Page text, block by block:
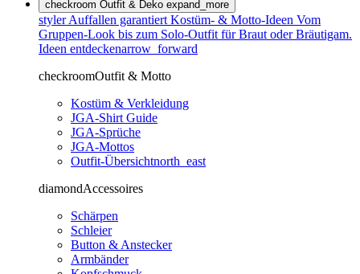
checkroom Outfit & Deko expand_more
styler Auffallen garantiert Kostüm- & Motto-Ideen Vom
Gruppen-Look bis zum Solo-Outfit für Braut oder Bräutigam.
Ideen entdeckenarrow_forward
checkroomOutfit & Motto
Kostüm & Verkleidung
JGA-Shirt Guide
JGA-Sprüche
JGA-Mottos
Outfit-Übersichtnorth_east
diamondAccessoires
Schärpen
Schleier
Button & Anstecker
Armbänder